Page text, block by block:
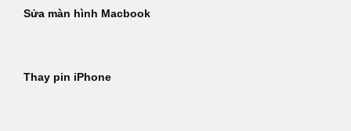
Sửa màn hình Macbook
Thay pin iPhone